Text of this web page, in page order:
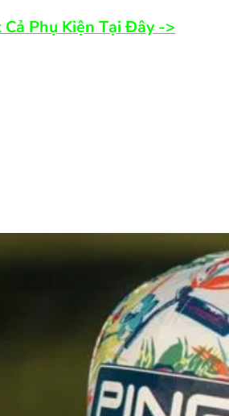
Cả Phụ Kiện Tại Đây ->